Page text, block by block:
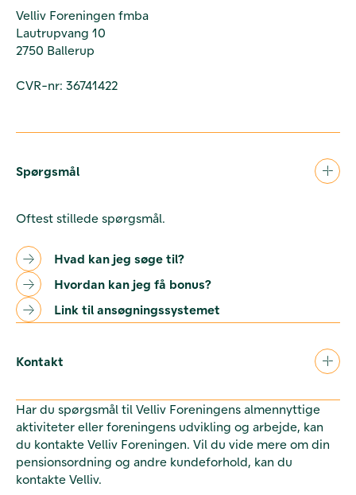
Velliv Foreningen fmba
Lautrupvang 10
2750 Ballerup
CVR-nr: 36741422
Spørgsmål
Oftest stillede spørgsmål.
Hvad kan jeg søge til?
Hvordan kan jeg få bonus?
Link til ansøgningssystemet
Kontakt
Har du spørgsmål til Velliv Foreningens almennyttige
aktiviteter eller foreningens udvikling og arbejde, kan
du kontakte Velliv Foreningen. Vil du vide mere om din
pensionsordning og andre kundeforhold, kan du
kontakte Velliv.